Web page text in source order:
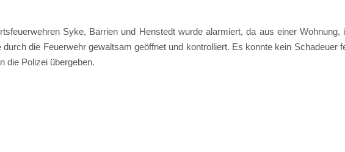
Syke, Barrien und Henstedt wurde alarmiert, da aus einer
die Feuerwehr gewaltsam geöffnet und kontrolliert. Es konnte kein Schadeuer
die Polizei übergeben.